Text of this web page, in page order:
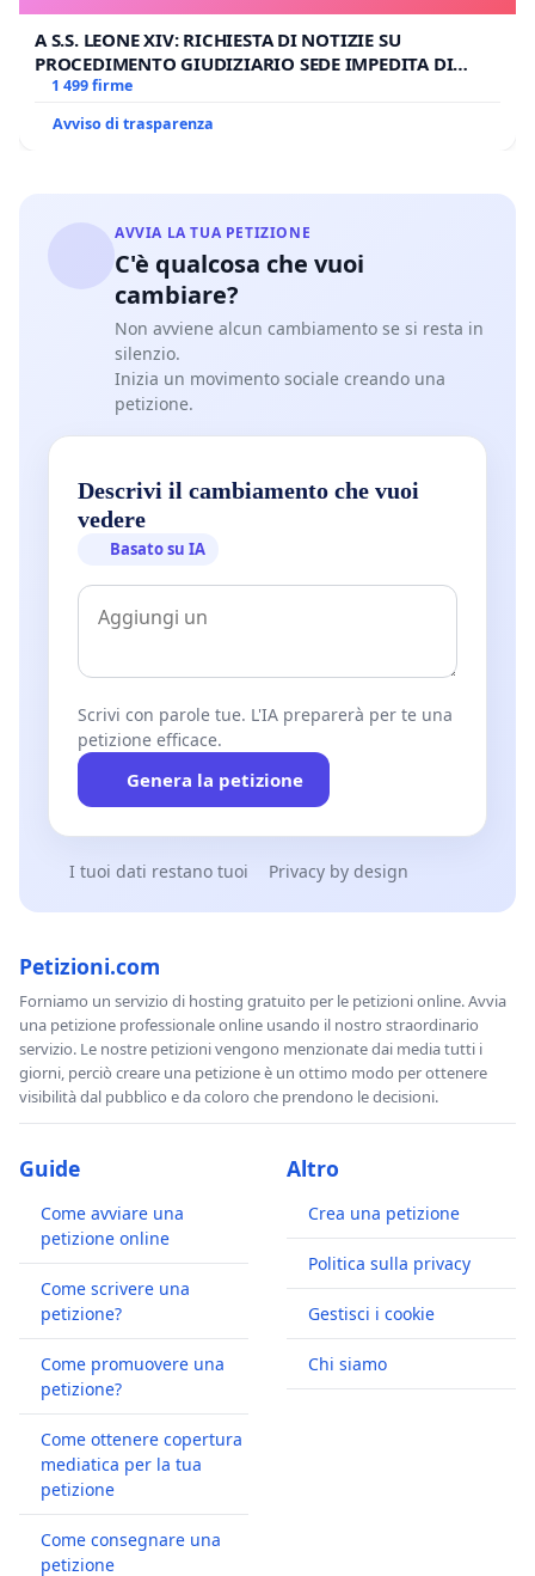
A S.S. LEONE XIV: RICHIESTA DI NOTIZIE SU
PROCEDIMENTO GIUDIZIARIO SEDE IMPEDITA DI
BENEDETTO XVI
1 499 firme
Avviso di trasparenza
AVVIA LA TUA PETIZIONE
C'è qualcosa che vuoi
cambiare?
Non avviene alcun cambiamento se si resta in
silenzio.
Inizia un movimento sociale creando una
petizione.
Descrivi il cambiamento che vuoi
vedere
Basato su IA
Scrivi con parole tue. L'IA preparerà per te una
petizione efficace.
Genera la petizione
I tuoi dati restano tuoi Privacy by design
Petizioni.com
Forniamo un servizio di hosting gratuito per le petizioni online. Avvia
una petizione professionale online usando il nostro straordinario
servizio. Le nostre petizioni vengono menzionate dai media tutti i
giorni, perciò creare una petizione è un ottimo modo per ottenere
visibilità dal pubblico e da coloro che prendono le decisioni.
Guide
Come avviare una
petizione online
Come scrivere una
petizione?
Come promuovere una
petizione?
Come ottenere copertura
mediatica per la tua
petizione
Come consegnare una
petizione
Altro
Crea una petizione
Politica sulla privacy
Gestisci i cookie
Chi siamo